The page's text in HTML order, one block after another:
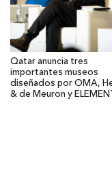
Qatar anuncia tres
importantes museos
diseñados por OMA,
& de Meuron y